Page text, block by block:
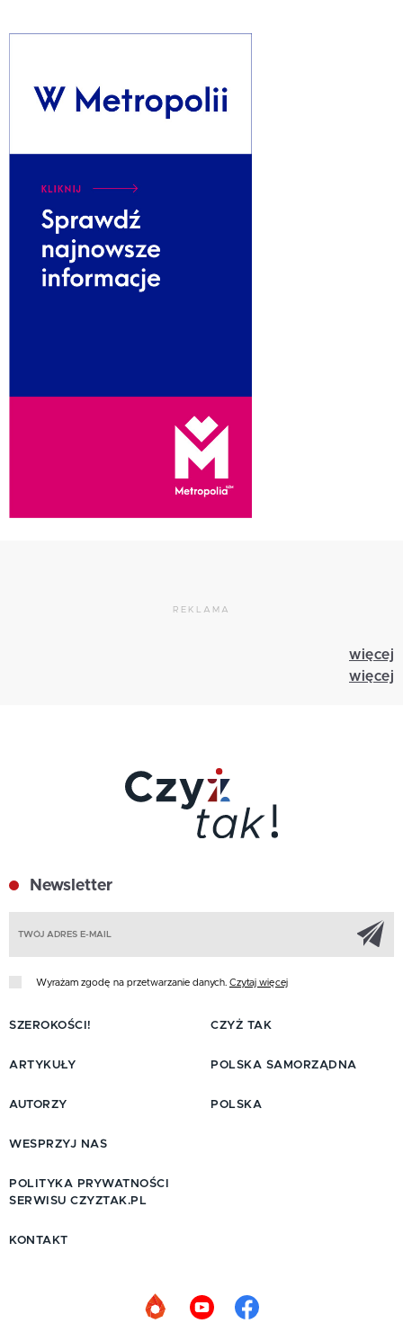
REKLAMA
więcej
więcej
Newsletter
Wyrażam zgodę na przetwarzanie danych. Czytaj więcej
SZEROKOŚCI!
ARTYKUŁY
AUTORZY
CZYŻ TAK
POLSKA SAMORZĄDNA
POLSKA
WESPRZYJ NAS
POLITYKA PRYWATNOŚCI
SERWISU CZYZTAK.PL
KONTAKT